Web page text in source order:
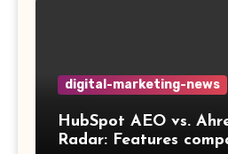
digital-marketing-news
HubSpot AEO vs.
Radar: Features